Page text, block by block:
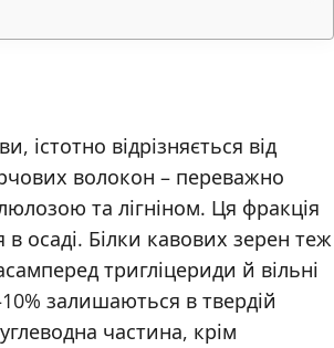
істотно відрізняється від
волокон – переважно
та лігніном. Ця фракція
осаді. Білки кавових зерен теж
тригліцериди й вільні
залишаються в твердій
частина, крім